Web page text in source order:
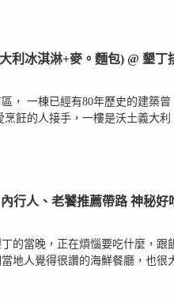
利冰淇淋+麥。麵包) @ 墾丁
， 一棟已經有80年歷史的建築曾
飪的人接手，一樓是沃土義大利
行人、老饕推薦帶路 神秘好
的當晚，正在煩惱要吃什麼，跟
地人覺得很讚的海鮮餐廳，也很